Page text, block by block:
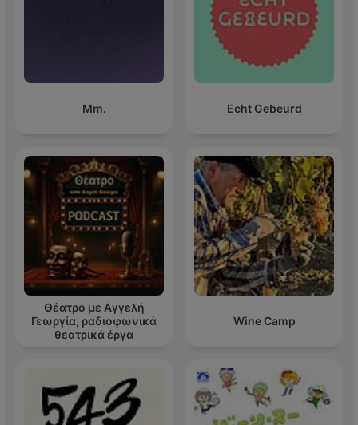
Mm. Echt Gebeurd
Θέατρο με Αγγελή
Γεωργία, ραδιοφωνικά
θεατρικά έργα
Wine Camp